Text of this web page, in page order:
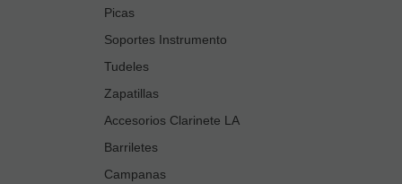
Picas
Soportes Instrumento
Tudeles
Zapatillas
Accesorios Clarinete LA
Barriletes
Campanas